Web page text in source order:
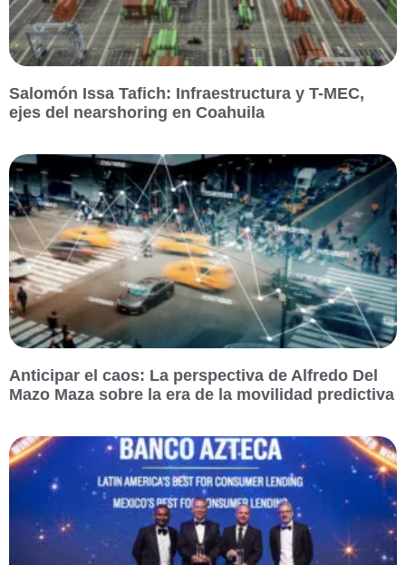
Salomón Issa Tafich: Infraestructura y T-MEC,
ejes del nearshoring en Coahuila
Anticipar el caos: La perspectiva de Alfredo Del
Mazo Maza sobre la era de la movilidad predictiva